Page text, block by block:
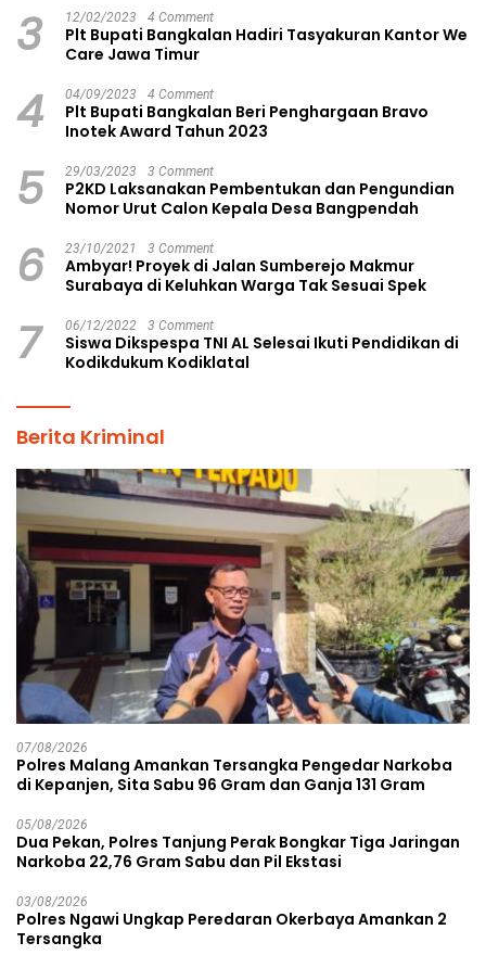
3 12/02/2023 4 Comment
Plt Bupati Bangkalan Hadiri Tasyakuran Kantor We
Care Jawa Timur
4 04/09/2023 4 Comment
Plt Bupati Bangkalan Beri Penghargaan Bravo
Inotek Award Tahun 2023
5 29/03/2023 3 Comment
P2KD Laksanakan Pembentukan dan Pengundian
Nomor Urut Calon Kepala Desa Bangpendah
6 23/10/2021 3 Comment
Ambyar! Proyek di Jalan Sumberejo Makmur
Surabaya di Keluhkan Warga Tak Sesuai Spek
7 06/12/2022 3 Comment
Siswa Dikspespa TNI AL Selesai Ikuti Pendidikan di
Kodikdukum Kodiklatal
Berita Kriminal
07/08/2026
Polres Malang Amankan Tersangka Pengedar Narkoba
di Kepanjen, Sita Sabu 96 Gram dan Ganja 131 Gram
05/08/2026
Dua Pekan, Polres Tanjung Perak Bongkar Tiga Jaringan
Narkoba 22,76 Gram Sabu dan Pil Ekstasi
03/08/2026
Polres Ngawi Ungkap Peredaran Okerbaya Amankan 2
Tersangka